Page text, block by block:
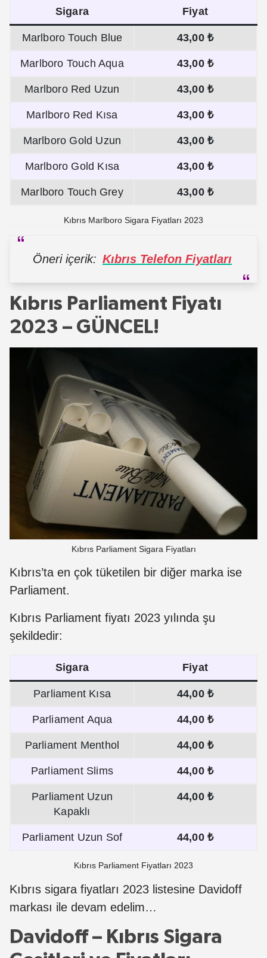
Sigara Fiyat
Marlboro Touch Blue 43,00 ₺
Marlboro Touch Aqua 43,00 ₺
Marlboro Red Uzun 43,00 ₺
Marlboro Red Kısa 43,00 ₺
Marlboro Gold Uzun 43,00 ₺
Marlboro Gold Kısa 43,00 ₺
Marlboro Touch Grey 43,00 ₺
Kıbrıs Marlboro Sigara Fiyatları 2023
Öneri içerik: Kıbrıs Telefon Fiyatları
Kıbrıs Parliament Fiyatı
2023 – GÜNCEL!
Kıbrıs Parliament Sigara Fiyatları
Kıbrıs’ta en çok tüketilen bir diğer marka ise
Parliament.
Kıbrıs Parliament fiyatı 2023 yılında şu
şekildedir:
Sigara Fiyat
Parliament Kısa 44,00 ₺
Parliament Aqua 44,00 ₺
Parliament Menthol 44,00 ₺
Parliament Slims 44,00 ₺
Parliament Uzun
Kapaklı
44,00 ₺
Parliament Uzun Sof 44,00 ₺
Kıbrıs Parliament Fiyatları 2023
Kıbrıs sigara fiyatları 2023 listesine Davidoff
markası ile devam edelim…
Davidoff – Kıbrıs Sigara